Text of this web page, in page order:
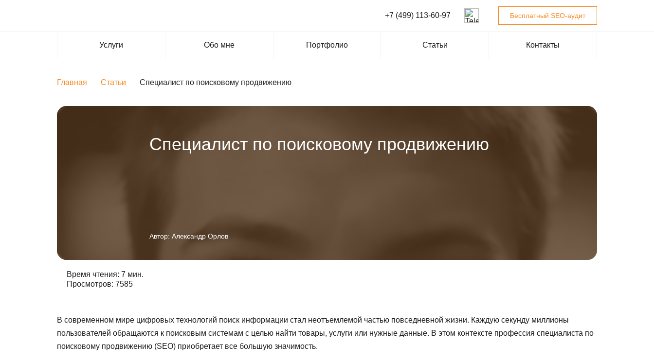
+7 (499) 113-60-97 Бесплатный SEO-аудит
Услуги Обо мне Портфолио Статьи Контакты
Главная Статьи Специалист по поисковому продвижению
Специалист по поисковому продвижению
Автор: Александр Орлов
Время чтения: 7 мин.
Просмотров: 7585
В современном мире цифровых технологий поиск информации стал неотъемлемой частью повседневной жизни. Каждую секунду миллионы
пользователей обращаются к поисковым системам с целью найти товары, услуги или нужные данные. В этом контексте профессия специалиста по
поисковому продвижению (SEO) приобретает все большую значимость.